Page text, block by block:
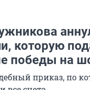
которую
победы на
приказ, по